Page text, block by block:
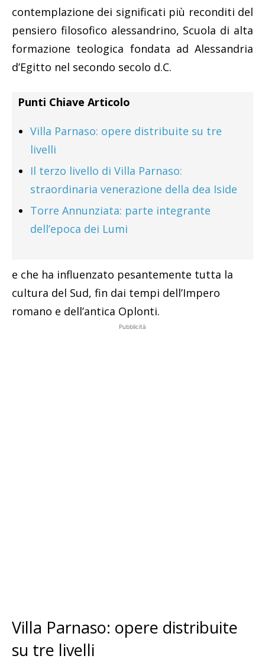
contemplazione dei significati più reconditi del
pensiero filosofico alessandrino, Scuola di alta
formazione teologica fondata ad Alessandria
d’Egitto nel secondo secolo d.C.
Punti Chiave Articolo
Villa Parnaso: opere distribuite su tre
livelli
Il terzo livello di Villa Parnaso:
straordinaria venerazione della dea Iside
Torre Annunziata: parte integrante
dell’epoca dei Lumi
e che ha influenzato pesantemente tutta la
cultura del Sud, fin dai tempi dell’Impero
romano e dell’antica Oplonti.
Pubblicità
Villa Parnaso: opere distribuite
su tre livelli